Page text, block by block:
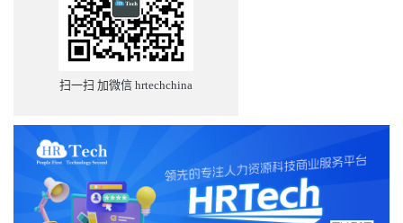
扫一扫 加微信 hrtechchina